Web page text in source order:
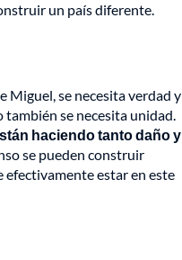
un país diferente.
Miguel, se necesita verdad y
también se necesita unidad.
haciendo tanto daño y
se pueden construir
efectivamente estar en este